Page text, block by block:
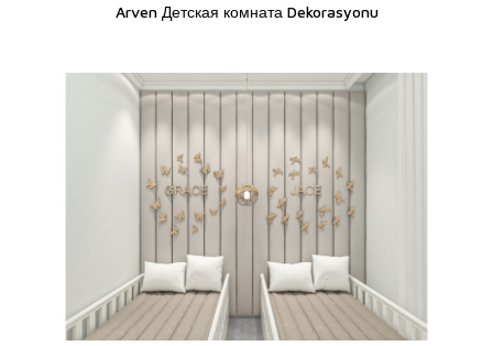
Arven Детская комната Dekorasyonu